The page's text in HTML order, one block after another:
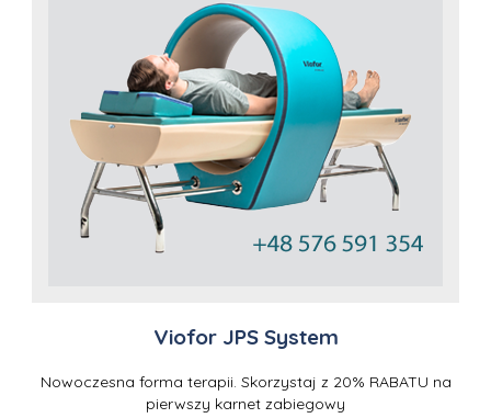
Viofor JPS System
Nowoczesna forma terapii. Skorzystaj z 20% RABATU na
pierwszy karnet zabiegowy